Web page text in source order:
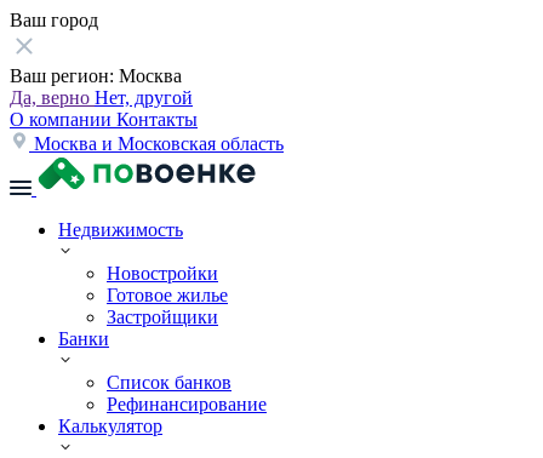
Ваш город
Ваш регион: Москва
Да, верно Нет, другой
О компании Контакты
Москва и Московская область
Недвижимость
Новостройки
Готовое жилье
Застройщики
Банки
Список банков
Рефинансирование
Калькулятор